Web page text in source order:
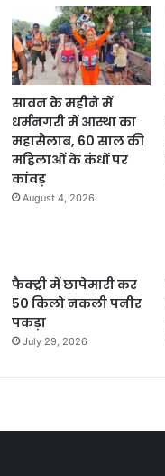
सावन के महीने में
धर्मनगरी में आस्था का
महासैलाब, 60 साल की
महिलाओं के कंधों पर
कांवड़
August 4, 2026
फैक्ट्री में छापेमारी कर
50 किलो नकली पनीर
पकड़ा
July 29, 2026